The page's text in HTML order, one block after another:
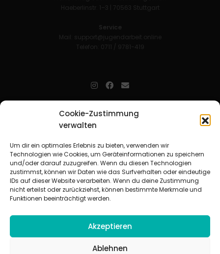
Cookie-Zustimmung
verwalten
Um dir ein optimales Erlebnis zu bieten, verwenden wir
Technologien wie Cookies, um Geräteinformationen zu speichern
und/oder darauf zuzugreifen. Wenn du diesen Technologien
zustimmst, können wir Daten wie das Surfverhalten oder eindeutige
IDs auf dieser Website verarbeiten. Wenn du deine Zustimmung
nicht erteilst oder zurückziehst, können bestimmte Merkmale und
Funktionen beeinträchtigt werden.
Akzeptieren
Ablehnen
Haeberlinstr. 1–3 | 70563 Stuttgart
Service
Mail: support@jugendarbeit.online
Telefon: 0711 / 9781-419
Mitarbeitende in der christlichen Kinder-, Jugend- und jungen
Erwachsenenarbeit. Aufjofindet man unkompliziert und schnell
Beziehungsarbeit.
Beteiligte Verbände
CVJM-Landesverband Bayern e. V. |CVJM-Gesamtverband in
Deutschland e. V.
CVJM-Westbund e. V.|Deutscher Jugendverband „Entschieden für
Christus“ e. V.